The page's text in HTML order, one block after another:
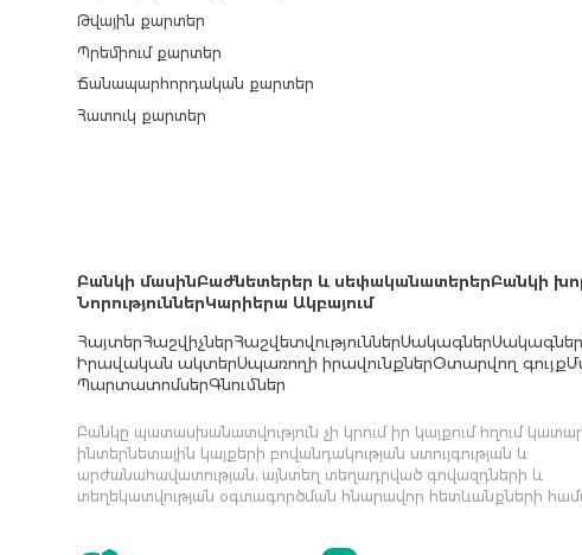
Թվային քարտեր
Պրեմիում քարտեր
Ճանապարհորդական քարտեր
Հատուկ քարտեր
Բանկի մասինԲաժնետերեր և սեփականատերերԲանկի
ՆորություններԿարիերա Ակբայում
ՀայտերՀաշվիչներՀաշվետվություններՍակագներ
Իրավական ակտերՍպառողի իրավունքներՕտարվող գույք
ՊարտատոմսերԳնումներ
Բանկը պատասխանատվություն չի կրում իր կայքում հղում
ինտերնետային կայքերի բովանդակության ստույգության և
արժանահավատության, այնտեղ տեղադրված գովազդների և
տեղեկատվության օգտագործման հնարավոր հետևանքների